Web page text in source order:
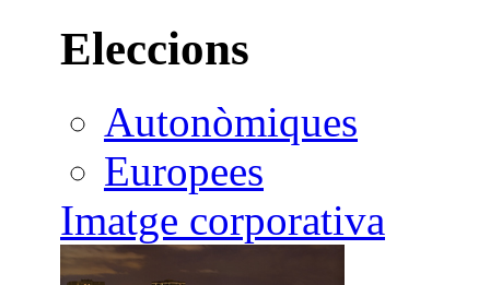
Eleccions
Autonòmiques
Europees
Imatge corporativa